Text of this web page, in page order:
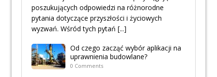
poszukujących odpowiedzi na różnorodne
pytania dotyczące przyszłości i życiowych
wyzwań. Wśród tych pytań [...]
Od czego zacząć wybór aplikacji na
uprawnienia budowlane?
0 Comments